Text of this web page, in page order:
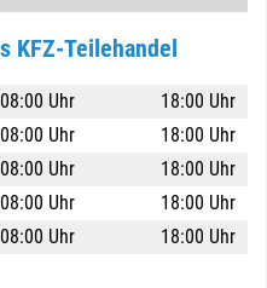
KFZ-Teilehandel
08:00 Uhr
18:00 Uhr
08:00 Uhr
18:00 Uhr
08:00 Uhr
18:00 Uhr
08:00 Uhr
18:00 Uhr
08:00 Uhr 18:00 Uhr